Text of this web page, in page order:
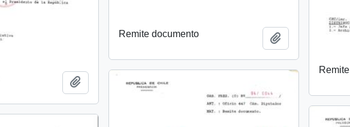
Remite documento Añadir al
Añadir al portapapeles